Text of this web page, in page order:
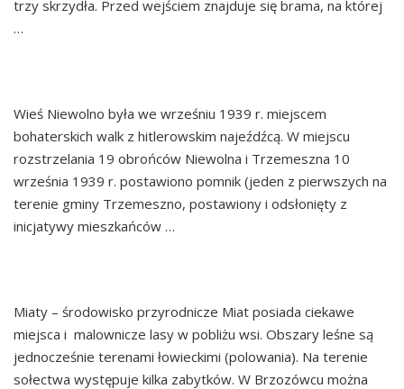
trzy skrzydła. Przed wejściem znajduje się brama, na której
…
Wieś Niewolno była we wrześniu 1939 r. miejscem
bohaterskich walk z hitlerowskim najeźdźcą. W miejscu
rozstrzelania 19 obrońców Niewolna i Trzemeszna 10
września 1939 r. postawiono pomnik (jeden z pierwszych na
terenie gminy Trzemeszno, postawiony i odsłonięty z
inicjatywy mieszkańców …
Miaty – środowisko przyrodnicze Miat posiada ciekawe
miejsca i malownicze lasy w pobliżu wsi. Obszary leśne są
jednocześnie terenami łowieckimi (polowania). Na terenie
sołectwa występuje kilka zabytków. W Brzozówcu można